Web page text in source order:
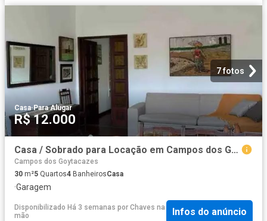
7 fotos
Casa·Para Alugar
R$ 12.000
Casa / Sobrado para Locação em Campos dos Goytacazes/RJ Centro 5 Quartos
Campos dos Goytacazes
30 m²5 Quartos4 BanheirosCasa
·Garagem
Disponibilizado Há 3 semanas por Chaves na
mão
Infos do anúncio